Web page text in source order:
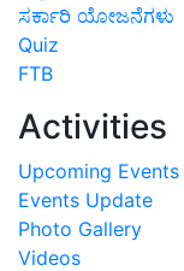
ಸರ್ಕಾರಿ ಯೋಜನೆಗಳು
Quiz
FTB
Activities
Upcoming Events
Events Update
Photo Gallery
Videos